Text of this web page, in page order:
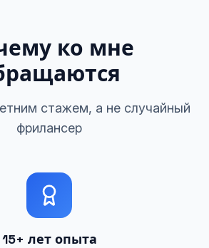
ко мне
стажем, а не случайный
фрилансер
15+ лет опыта